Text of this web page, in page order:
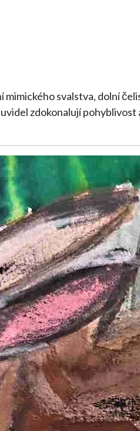
svalstva, dolní
zdokonalují pohyblivost